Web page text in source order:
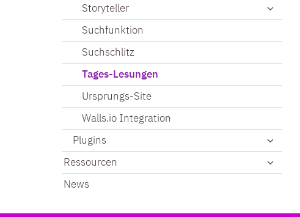
Storyteller
Suchfunktion
Suchschlitz
Tages-Lesungen
Ursprungs-Site
Walls.io Integration
Plugins
Ressourcen
News